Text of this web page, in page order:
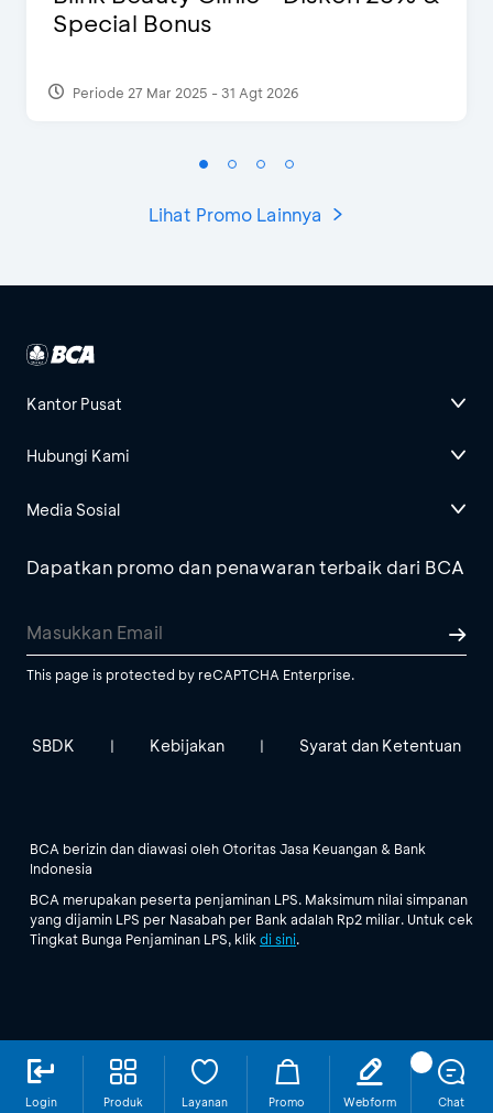
Login Produk Layanan Promo
Webform
Chat
Special Bonus
Periode 27 Mar 2025 - 31 Agt 2026
Lihat Promo Lainnya
Kantor Pusat
Hubungi Kami
Media Sosial
Dapatkan promo dan penawaran terbaik dari BCA
This page is protected by reCAPTCHA Enterprise.
SBDK | Kebijakan | Syarat dan Ketentuan
BCA berizin dan diawasi oleh Otoritas Jasa Keuangan & Bank
Indonesia
BCA merupakan peserta penjaminan LPS. Maksimum nilai simpanan
yang dijamin LPS per Nasabah per Bank adalah Rp2 miliar. Untuk cek
Tingkat Bunga Penjaminan LPS, klik di sini.